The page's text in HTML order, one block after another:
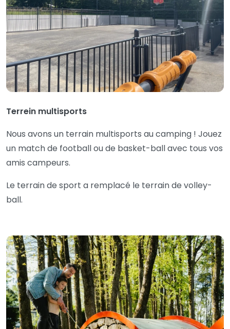
Terrein multisports
Nous avons un terrain multisports au camping ! Jouez
un match de football ou de basket-ball avec tous vos
amis campeurs.
Le terrain de sport a remplacé le terrain de volley-
ball.